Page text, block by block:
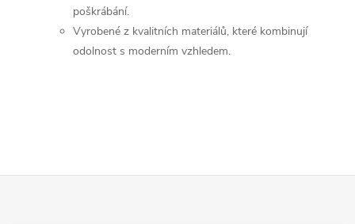
s
poškrábání.
Vyrobené z kvalitních materiálů, které kombinují
odolnost s moderním vzhledem.